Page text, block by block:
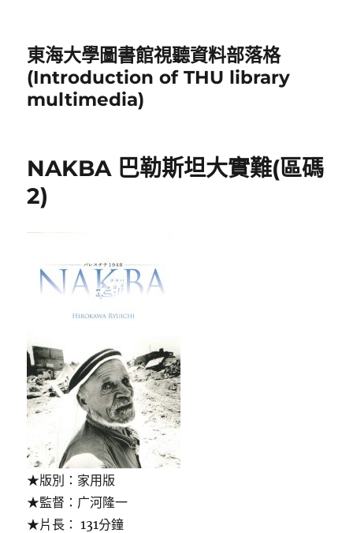
東海大學圖書館視聽資料部落格
(Introduction of THU library
multimedia)
NAKBA 巴勒斯坦大實難(區碼
2)
★版別：家用版
★監督：广河隆一
★片長： 131分鐘